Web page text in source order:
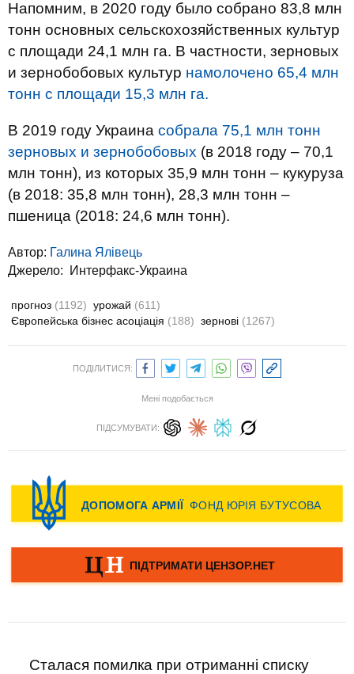
Напомним, в 2020 году было собрано 83,8 млн
тонн основных сельскохозяйственных культур
с площади 24,1 млн га. В частности, зерновых
и зернобобовых культур намолочено 65,4 млн
тонн с площади 15,3 млн га.
В 2019 году Украина собрала 75,1 млн тонн
зерновых и зернобобовых (в 2018 году – 70,1
млн тонн), из которых 35,9 млн тонн – кукуруза
(в 2018: 35,8 млн тонн), 28,3 млн тонн –
пшеница (2018: 24,6 млн тонн).
Автор: Галина Ялівець
Джерело:
Интерфакс-Украина
прогноз (1192) урожай (611)
Європейська бізнес асоціація (188) зернові (1267)
ПОДІЛИТИСЯ:
Мені подобається
ПІДСУМУВАТИ:
Сталася помилка при отриманні списку